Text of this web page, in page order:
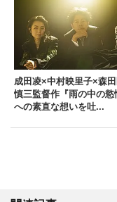
成田凌×中村映里子×森
慎三監督作『雨の中の慾
への素直な想いを吐...